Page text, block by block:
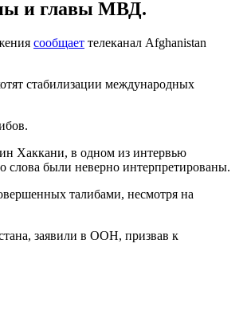
и главы МВД.
сообщает телеканал Afghanistan
стабилизации международных
Хаккани, в одном из интервью
слова были неверно интерпретированы.
талибами, несмотря на
заявили в ООН, призвав к